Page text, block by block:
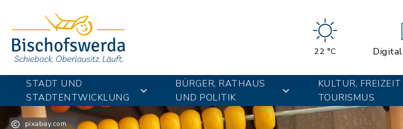
22 °C
STADT UND
STADTENTWICKLUNG
BÜRGER, RATHAUS
UND POLITIK
KULTUR,
TOURISMUS
pixabay.com